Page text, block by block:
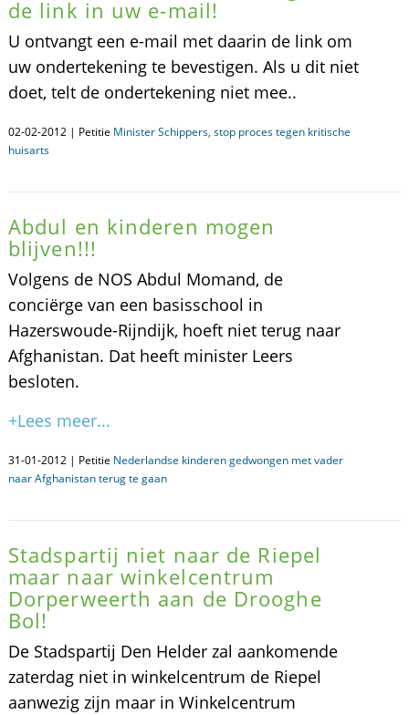
de link in uw e-mail!
U ontvangt een e-mail met daarin de link om
uw ondertekening te bevestigen. Als u dit niet
doet, telt de ondertekening niet mee..
02-02-2012 | Petitie Minister Schippers, stop proces tegen kritische
huisarts
Abdul en kinderen mogen
blijven!!!
Volgens de NOS Abdul Momand, de
conciërge van een basisschool in
Hazerswoude-Rijndijk, hoeft niet terug naar
Afghanistan. Dat heeft minister Leers
besloten.
+Lees meer...
31-01-2012 | Petitie Nederlandse kinderen gedwongen met vader
naar Afghanistan terug te gaan
Stadspartij niet naar de Riepel
maar naar winkelcentrum
Dorperweerth aan de Drooghe
Bol!
De Stadspartij Den Helder zal aankomende
zaterdag niet in winkelcentrum de Riepel
aanwezig zijn maar in Winkelcentrum